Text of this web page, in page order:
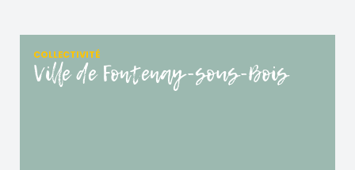
COLLECTIVITÉ
Ville de Fontenay-sous-Bois